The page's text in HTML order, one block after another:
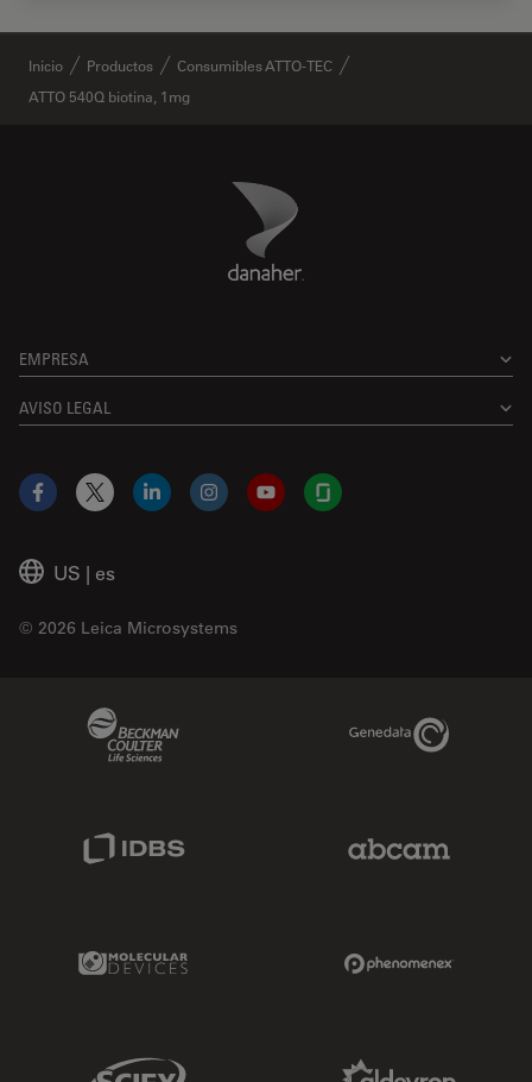
Inicio Productos
Consumibles ATTO‑TEC
ATTO 540Q biotina, 1mg
Danaher Logo
EMPRESA
AVISO LEGAL
US | es
© 2026 Leica Microsystems
Facebook
X LinkedInInstagramYouTubeGlassdoor
Genedata Link
Molecular Devices Link
Sciex Link